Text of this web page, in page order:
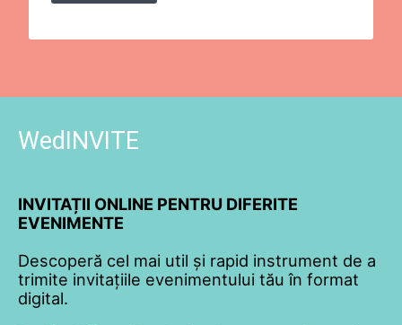
WedINVITE
INVITAȚII ONLINE PENTRU DIFERITE
EVENIMENTE
Descoperă cel mai util și rapid instrument de a
trimite invitațiile evenimentului tău în format
digital.